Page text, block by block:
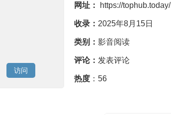
访问
网址： https://tophub.today/
收录： 2025年8月15日
类别： 影音阅读
评论： 发表评论
热度 ：56